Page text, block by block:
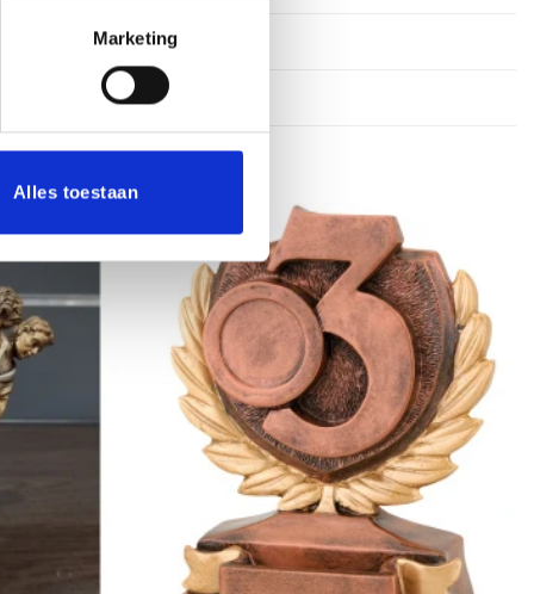
Marketing
Alles toestaan
Toevoegen
aan
verlanglijst
Toevoegen
aan
verlanglijst